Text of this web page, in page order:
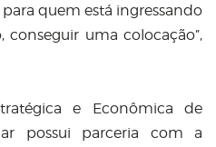
para quem está ingressando
uma colocação”,
e Econômica de
possui parceria com a